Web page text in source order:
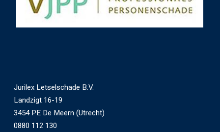
Jurilex Letselschade B.V.
Landzigt 16-19
3454 PE De Meern (Utrecht)
0880 112 130